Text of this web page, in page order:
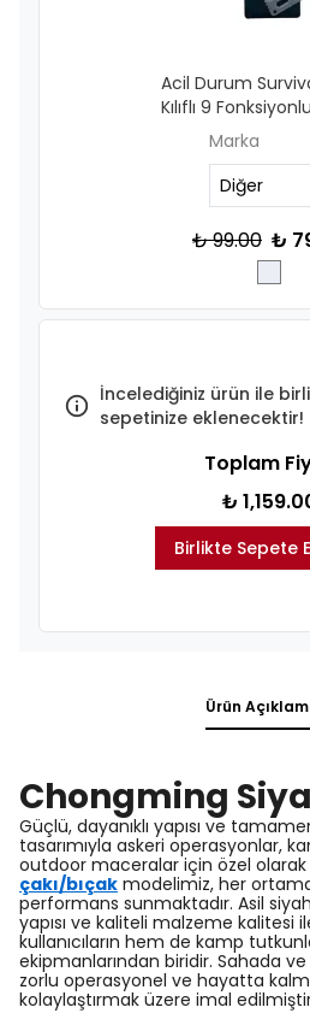
Acil Durum
Kılıflı 9 Fonksiyonlu
Marka
₺ 99.00 ₺
İncelediğiniz ürün ile
sepetinize eklenecektir!
Toplam
₺
Birlikte Sepete
Ürün
Chongming
Güçlü, dayanıklı yapısı ve
tasarımıyla askeri operasyonlar,
outdoor maceralar için özel
çakı/bıçak modelimiz, her
performans sunmaktadır. Asil
yapısı ve kaliteli malzeme kalitesi
kullanıcıların hem de kamp
ekipmanlarından biridir. Sahada
zorlu operasyonel ve hayatta
kolaylaştırmak üzere imal